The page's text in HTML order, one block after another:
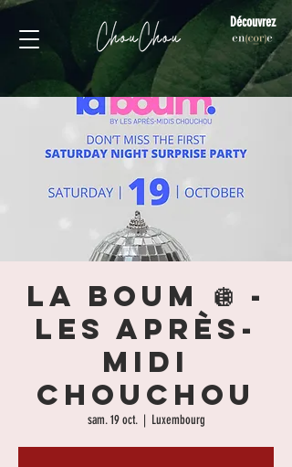
Découvrez
LA BOUM 🪩 -
Les Après-
Midi
ChouChou
sam. 19 oct.
  |
Luxembourg